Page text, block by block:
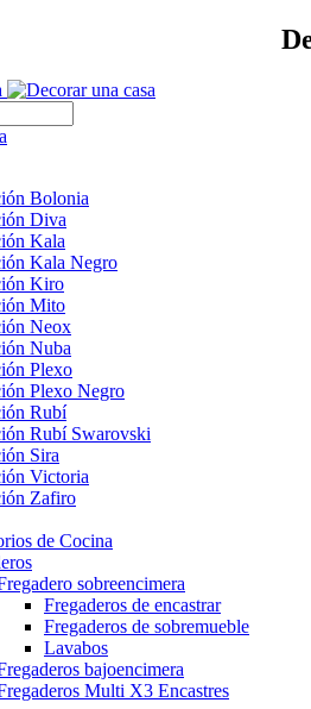
Bolonia
Diva
Kala
Kala Negro
Kiro
Mito
Neox
Nuba
Plexo
Plexo Negro
Rubí
Rubí Swarovski
Sira
Victoria
Zafiro
de Cocina
sobreencimera
Fregaderos de encastrar
Fregaderos de sobremueble
Lavabos
bajoencimera
Multi X3 Encastres